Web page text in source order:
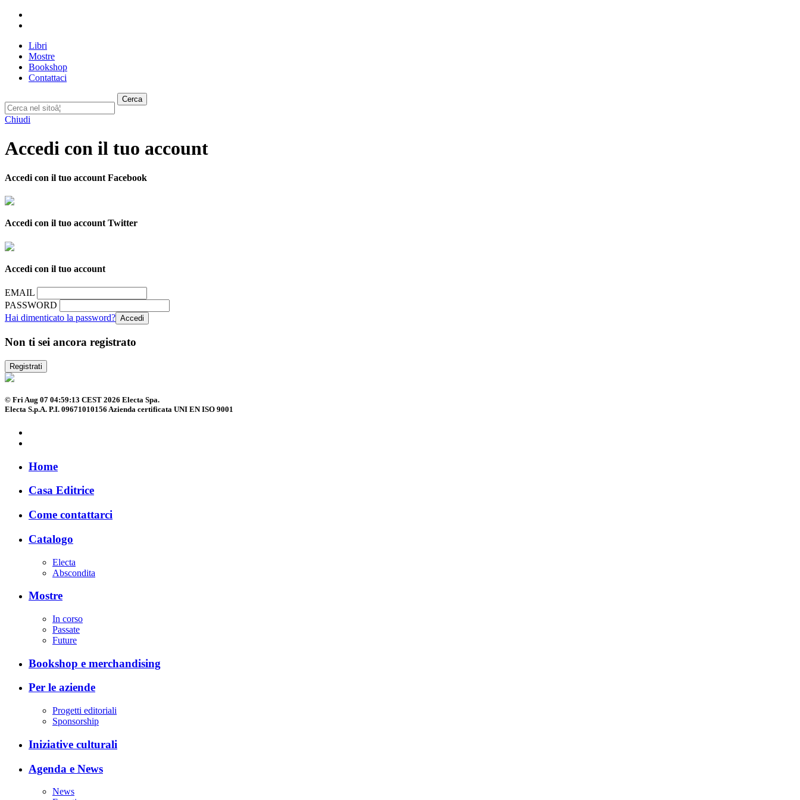
Libri
Mostre
Bookshop
Contattaci
Cerca
Chiudi
Accedi con il tuo account
Accedi con il tuo account Facebook
Accedi con il tuo account Twitter
Accedi con il tuo account
EMAIL
PASSWORD
Hai dimenticato la password?
Non ti sei ancora registrato
Registrati
© Fri Aug 07 04:59:13 CEST 2026 Electa Spa.
Electa S.p.A. P.I. 09671010156 Azienda certificata UNI EN ISO 9001
Home
Casa Editrice
Come contattarci
Catalogo
Electa
Abscondita
Mostre
In corso
Passate
Future
Bookshop e merchandising
Per le aziende
Progetti editoriali
Sponsorship
Iniziative culturali
Agenda e News
News